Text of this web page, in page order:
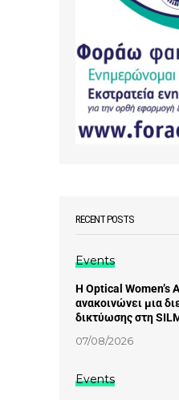
RECENT POSTS
Events
Η Optical Women’s
ανακοινώνει μια
δικτύωσης στη
07/08/2026
Events